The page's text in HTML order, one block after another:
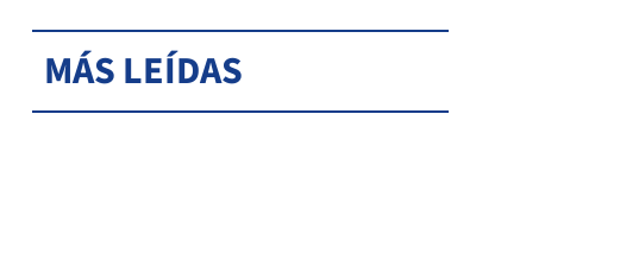
MÁS LEÍDAS